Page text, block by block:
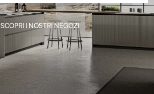
SCOPRI I NOSTRI NEGOZI